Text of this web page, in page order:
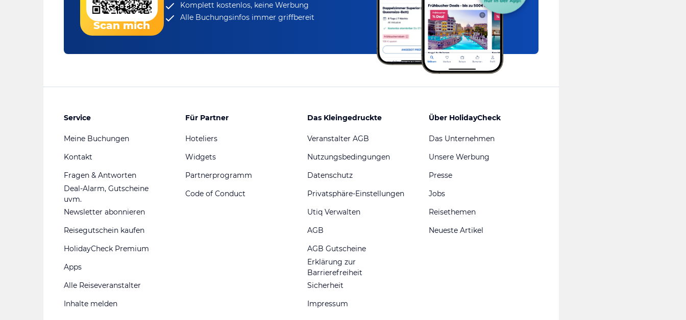
Scan mich
Komplett kostenlos, keine Werbung
Alle Buchungsinfos immer griffbereit
Service
Meine Buchungen
Kontakt
Fragen & Antworten
Deal-Alarm, Gutscheine
uvm.
Newsletter abonnieren
Reisegutschein kaufen
HolidayCheck Premium
Apps
Alle Reiseveranstalter
Inhalte melden
Für Partner
Hoteliers
Widgets
Partnerprogramm
Code of Conduct
Das Kleingedruckte
Veranstalter AGB
Nutzungsbedingungen
Datenschutz
Privatsphäre-Einstellungen
Utiq Verwalten
AGB
AGB Gutscheine
Erklärung zur
Barrierefreiheit
Sicherheit
Impressum
Über HolidayCheck
Das Unternehmen
Unsere Werbung
Presse
Jobs
Reisethemen
Neueste Artikel